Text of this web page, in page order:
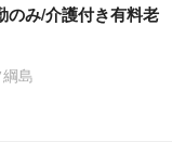
のみ/介護付き有料老
島